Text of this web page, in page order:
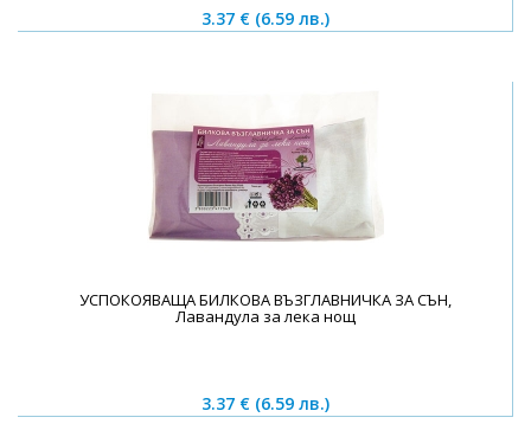
3.37 € (6.59 лв.)
УСПОКОЯВАЩА БИЛКОВА ВЪЗГЛАВНИЧКА ЗА СЪН,
Лавандула за лека нощ
3.37 € (6.59 лв.)